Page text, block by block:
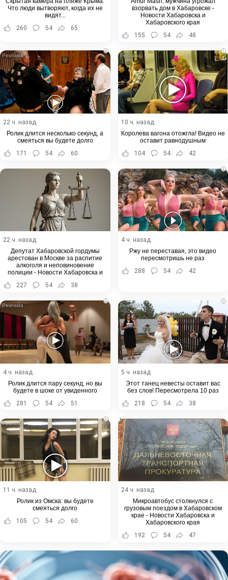
Что люди вытворяют, когда их не
видят...
260
54 65
взорвать дом в Хабаровске -
Новости Хабаровска и
Хабаровского края
155
54 48
i
22 ч. назад
Ролик длится несколько секунд, а
смеяться вы будете долго
171
54 60
i
10 ч. назад
Королева вагона отожгла! Видео не
оставит равнодушным
104
54 42
22 ч. назад
Депутат Хабаровской гордумы
арестован в Москве за распитие
алкоголя и неповиновение
полиции - Новости Хабаровска и
227 54 38
i
4 ч. назад
Ржу не переставая, это видео
пересмотришь не раз
288
54 42
i
4 ч. назад
Ролик длится пару секунд, но вы
будете в шоке от увиденного
281
54 51
i
5 ч. назад
Этот танец невесты оставит вас
без слов! Пересмотрела 10 раз
218
54 38
i
11 ч. назад
Ролик из Омска: вы будете
смеяться долго
105
54 60
24 ч. назад
Микроавтобус столкнулся с
грузовым поездом в Хабаровском
крае - Новости Хабаровска и
Хабаровского края
192
54 47